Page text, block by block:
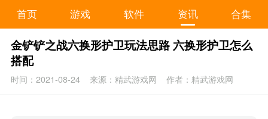
首页 游戏 软件 资讯 合集
金铲铲之战六换形护卫玩法思路 六换形护卫怎么
搭配
时间：2021-08-24 来源：精武游戏网 作者：精武游戏网